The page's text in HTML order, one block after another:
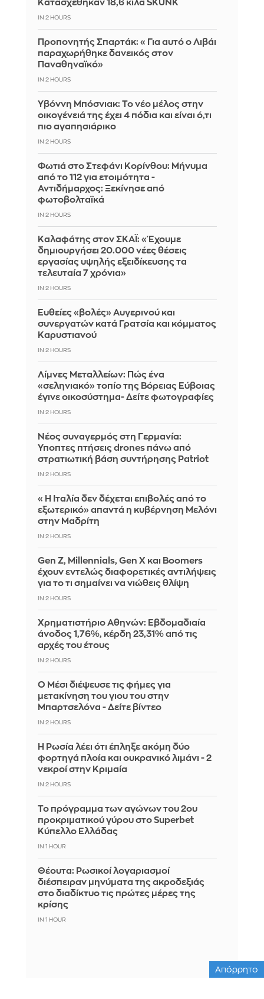
Κατασχέθηκαν 18,6 κιλά SKUNK
IN 2 HOURS
Προπονητής Σπαρτάκ: «Για αυτό ο Λιβάι
παραχωρήθηκε δανεικός στον
Παναθηναϊκό»
IN 2 HOURS
Υβόννη Μπόσνιακ: Το νέο μέλος στην
οικογένειά της έχει 4 πόδια και είναι ό,τι
πιο αγαπησιάρικο
IN 2 HOURS
Φωτιά στο Στεφάνι Κορίνθου: Μήνυμα
από το 112 για ετοιμότητα -
Αντιδήμαρχος: Ξεκίνησε από
φωτοβολταϊκά
IN 2 HOURS
Καλαφάτης στον ΣΚΑΪ: «Έχουμε
δημιουργήσει 20.000 νέες θέσεις
εργασίας υψηλής εξειδίκευσης τα
τελευταία 7 χρόνια»
IN 2 HOURS
Ευθείες «βολές» Αυγερινού και
συνεργατών κατά Γρατσία και κόμματος
Καρυστιανού
IN 2 HOURS
Λίμνες Μεταλλείων: Πώς ένα
«σεληνιακό» τοπίο της Βόρειας Εύβοιας
έγινε οικοσύστημα- Δείτε φωτογραφίες
IN 2 HOURS
Νέος συναγερμός στη Γερμανία:
Ύποπτες πτήσεις drones πάνω από
στρατιωτική βάση συντήρησης Patriot
IN 2 HOURS
«Η Ιταλία δεν δέχεται επιβολές από το
εξωτερικό» απαντά η κυβέρνηση Μελόνι
στην Μαδρίτη
IN 2 HOURS
Gen Z, Millennials, Gen X και Boomers
έχουν εντελώς διαφορετικές αντιλήψεις
για το τι σημαίνει να νιώθεις θλίψη
IN 2 HOURS
Χρηματιστήριο Αθηνών: Εβδομαδιαία
άνοδος 1,76%, κέρδη 23,31% από τις
αρχές του έτους
IN 2 HOURS
Ο Μέσι διέψευσε τις φήμες για
μετακίνηση του γιου του στην
Μπαρτσελόνα - Δείτε βίντεο
IN 2 HOURS
Η Ρωσία λέει ότι έπληξε ακόμη δύο
φορτηγά πλοία και ουκρανικό λιμάνι - 2
νεκροί στην Κριμαία
IN 2 HOURS
Το πρόγραμμα των αγώνων του 2ου
προκριματικού γύρου στο Superbet
Κύπελλο Ελλάδας
IN 1 HOUR
Θέουτα: Ρωσικοί λογαριασμοί
διέσπειραν μηνύματα της ακροδεξιάς
στο διαδίκτυο τις πρώτες μέρες της
κρίσης
IN 1 HOUR
Απόρρητο